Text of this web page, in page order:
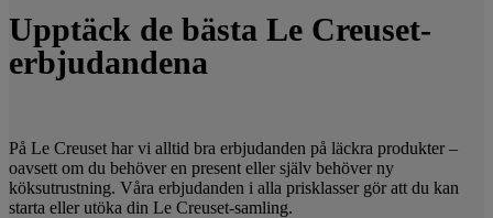
Upptäck de bästa Le Creuset-
erbjudandena
På Le Creuset har vi alltid bra erbjudanden på läckra produkter –
oavsett om du behöver en present eller själv behöver ny
köksutrustning. Våra erbjudanden i alla prisklasser gör att du kan
starta eller utöka din Le Creuset-samling.